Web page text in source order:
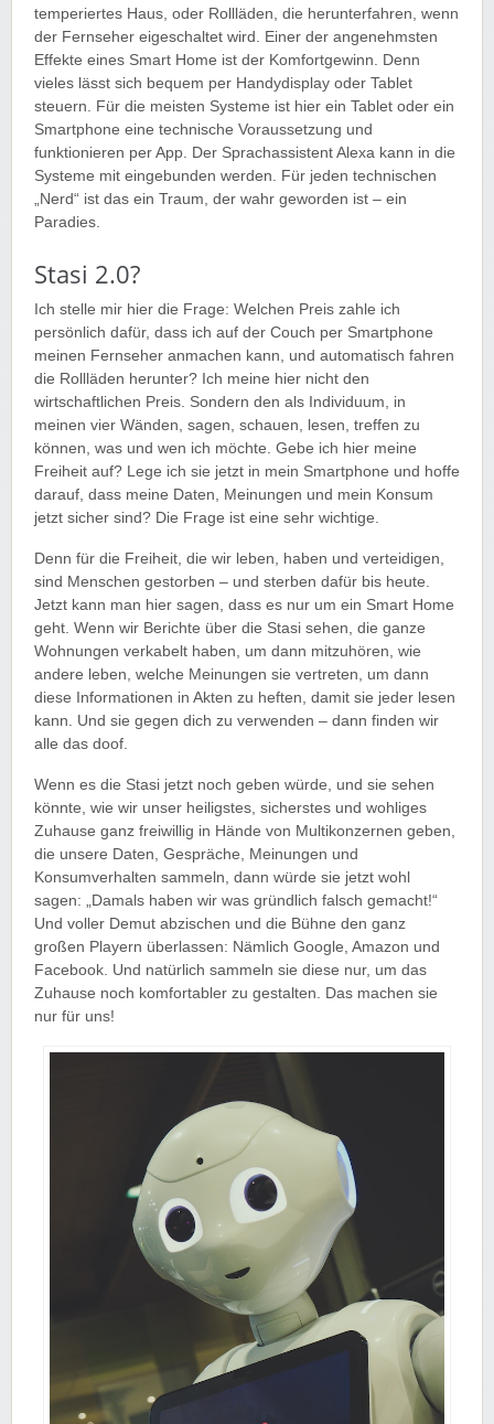
temperiertes Haus, oder Rollläden, die herunterfahren, wenn
der Fernseher eigeschaltet wird. Einer der angenehmsten
Effekte eines Smart Home ist der Komfortgewinn. Denn
vieles lässt sich bequem per Handydisplay oder Tablet
steuern. Für die meisten Systeme ist hier ein Tablet oder ein
Smartphone eine technische Voraussetzung und
funktionieren per App. Der Sprachassistent Alexa kann in die
Systeme mit eingebunden werden. Für jeden technischen
„Nerd“ ist das ein Traum, der wahr geworden ist – ein
Paradies.
Stasi 2.0?
Ich stelle mir hier die Frage: Welchen Preis zahle ich
persönlich dafür, dass ich auf der Couch per Smartphone
meinen Fernseher anmachen kann, und automatisch fahren
die Rollläden herunter? Ich meine hier nicht den
wirtschaftlichen Preis. Sondern den als Individuum, in
meinen vier Wänden, sagen, schauen, lesen, treffen zu
können, was und wen ich möchte. Gebe ich hier meine
Freiheit auf? Lege ich sie jetzt in mein Smartphone und hoffe
darauf, dass meine Daten, Meinungen und mein Konsum
jetzt sicher sind? Die Frage ist eine sehr wichtige.
Denn für die Freiheit, die wir leben, haben und verteidigen,
sind Menschen gestorben – und sterben dafür bis heute.
Jetzt kann man hier sagen, dass es nur um ein Smart Home
geht. Wenn wir Berichte über die Stasi sehen, die ganze
Wohnungen verkabelt haben, um dann mitzuhören, wie
andere leben, welche Meinungen sie vertreten, um dann
diese Informationen in Akten zu heften, damit sie jeder lesen
kann. Und sie gegen dich zu verwenden – dann finden wir
alle das doof.
Wenn es die Stasi jetzt noch geben würde, und sie sehen
könnte, wie wir unser heiligstes, sicherstes und wohliges
Zuhause ganz freiwillig in Hände von Multikonzernen geben,
die unsere Daten, Gespräche, Meinungen und
Konsumverhalten sammeln, dann würde sie jetzt wohl
sagen: „Damals haben wir was gründlich falsch gemacht!“
Und voller Demut abzischen und die Bühne den ganz
großen Playern überlassen: Nämlich Google, Amazon und
Facebook. Und natürlich sammeln sie diese nur, um das
Zuhause noch komfortabler zu gestalten. Das machen sie
nur für uns!